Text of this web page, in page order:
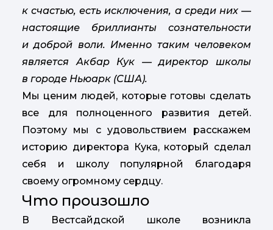
к счастью, есть исключения, а среди них —
настоящие бриллианты сознательности
и доброй воли. Именно таким человеком
является Акбар Кук — директор школы
в городе Ньюарк (США).
Мы ценим людей, которые готовы сделать
все для полноценного развития детей.
Поэтому мы с удовольствием расскажем
историю директора Кука, который сделал
себя и школу популярной благодаря
своему огромному сердцу.
Что произошло
В Вестсайдской школе возникла